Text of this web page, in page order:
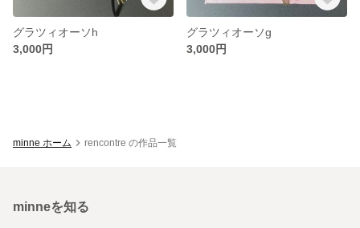
グラツィオーソh
3,000円
グラツィオーソg
3,000円
minne ホーム rencontre の作品一覧
minneを知る